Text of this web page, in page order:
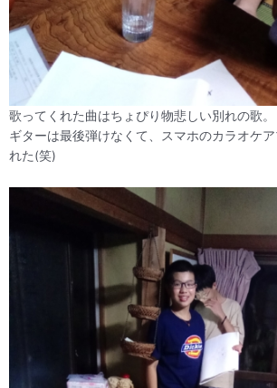
歌ってくれた曲はちょぴり物悲しい別れの歌。
ギターは最後弾けなくて、スマホのカラオケ
れた(笑)